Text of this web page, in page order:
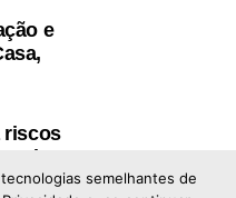
e
riscos
de IA
semelhantes de